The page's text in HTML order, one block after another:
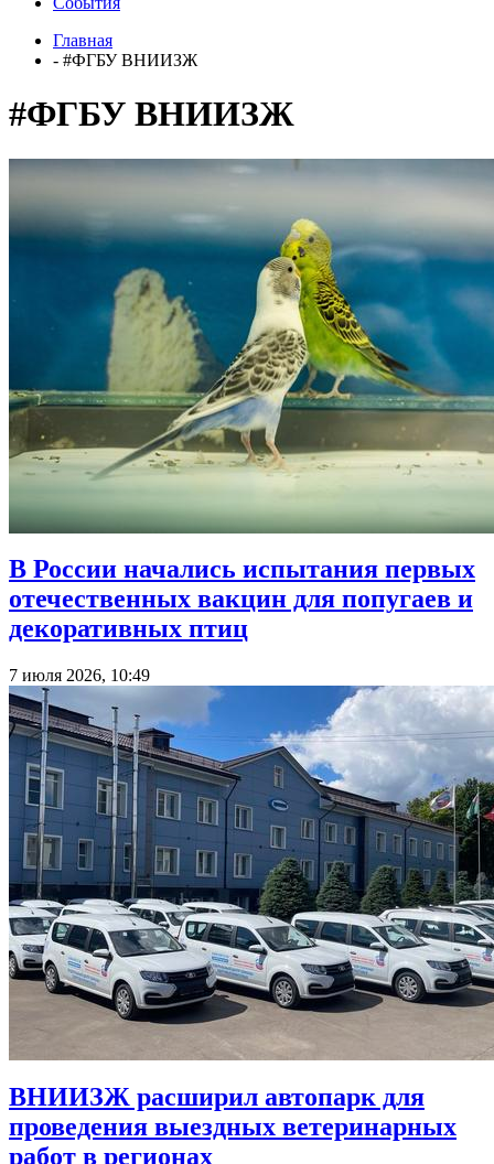
Главная
- #ФГБУ ВНИИЗЖ
#ФГБУ ВНИИЗЖ
В России начались испытания первых
отечественных вакцин для попугаев и
декоративных птиц
7 июля 2026, 10:49
ВНИИЗЖ расширил автопарк для
проведения выездных ветеринарных
работ в регионах